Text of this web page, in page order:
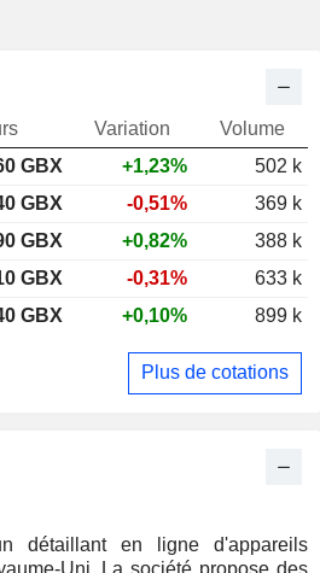
détaillant en ligne d'appareils
Uni. La société propose des
Variation
Volume
GBX +1,23%
502 k
GBX -0,51%
369 k
GBX +0,82%
388 k
GBX -0,31%
633 k
GBX +0,10% 899 k
Plus de cotations